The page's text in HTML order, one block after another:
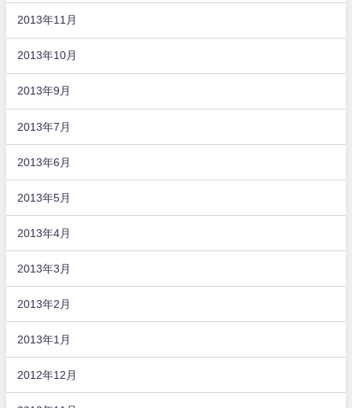
2013年11月
2013年10月
2013年9月
2013年7月
2013年6月
2013年5月
2013年4月
2013年3月
2013年2月
2013年1月
2012年12月